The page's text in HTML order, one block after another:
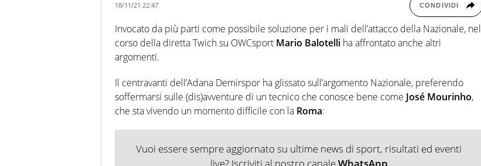
18/11/21 22:47 CONDIVIDI
Invocato da più parti come possibile soluzione per i mali dell’attacco della Nazionale, nel
corso della diretta Twich su OWCsport Mario Balotelli ha affrontato anche altri
argomenti.
Il centravanti dell’Adana Demirspor ha glissato sull’argomento Nazionale, preferendo
soffermarsi sulle (dis)avventure di un tecnico che conosce bene come José Mourinho,
che sta vivendo un momento difficile con la Roma:
Vuoi essere sempre aggiornato su ultime news di sport, risultati ed eventi